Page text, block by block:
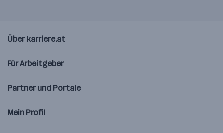
Über karriere.at
Für Arbeitgeber
Partner und Portale
Mein Profil